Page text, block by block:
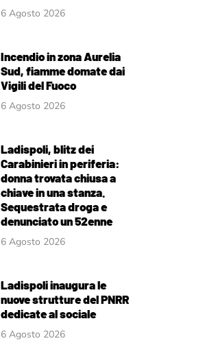
6 Agosto 2026
Incendio in zona Aurelia
Sud, fiamme domate dai
Vigili del Fuoco
6 Agosto 2026
Ladispoli, blitz dei
Carabinieri in periferia:
donna trovata chiusa a
chiave in una stanza.
Sequestrata droga e
denunciato un 52enne
6 Agosto 2026
Ladispoli inaugura le
nuove strutture del PNRR
dedicate al sociale
6 Agosto 2026